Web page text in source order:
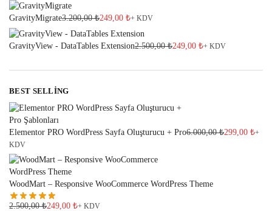
GravityMigrate3.200,00₺249,00 ₺+ KDV
GravityView - DataTables Extension2.500,00₺249,00 ₺+ KDV
BEST SELLING
Elementor PRO WordPress Sayfa Oluşturucu + Pro6.000,00₺299,00 ₺+
KDV
WoodMart – Responsive WooCommerce WordPress Theme
2.500,00₺249,00 ₺+ KDV